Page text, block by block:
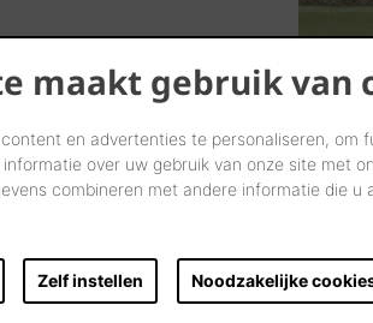
maakt gebruik van
en advertenties te personaliseren,
over uw gebruik van onze site met
combineren met andere informatie die
Zelf instellen Noodzakelijke